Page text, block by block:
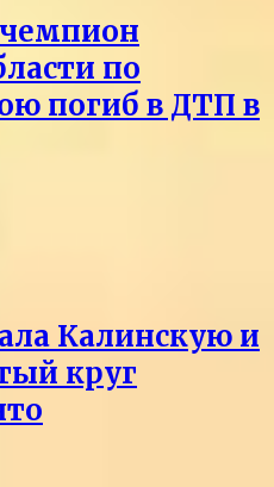
по
погиб в ДТП в
Калинскую и
круг